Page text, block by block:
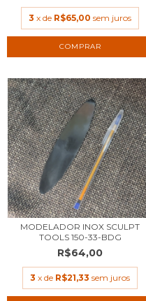
3 x de R$65,00 sem juros
MODELADOR INOX SCULPT
TOOLS 150-33-BDG
R$64,00
3 x de R$21,33 sem juros